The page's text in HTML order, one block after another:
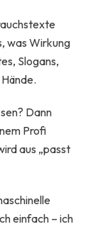
was Wirkung
Slogans,
Dann
Profi
aus „passt
einfach – ich